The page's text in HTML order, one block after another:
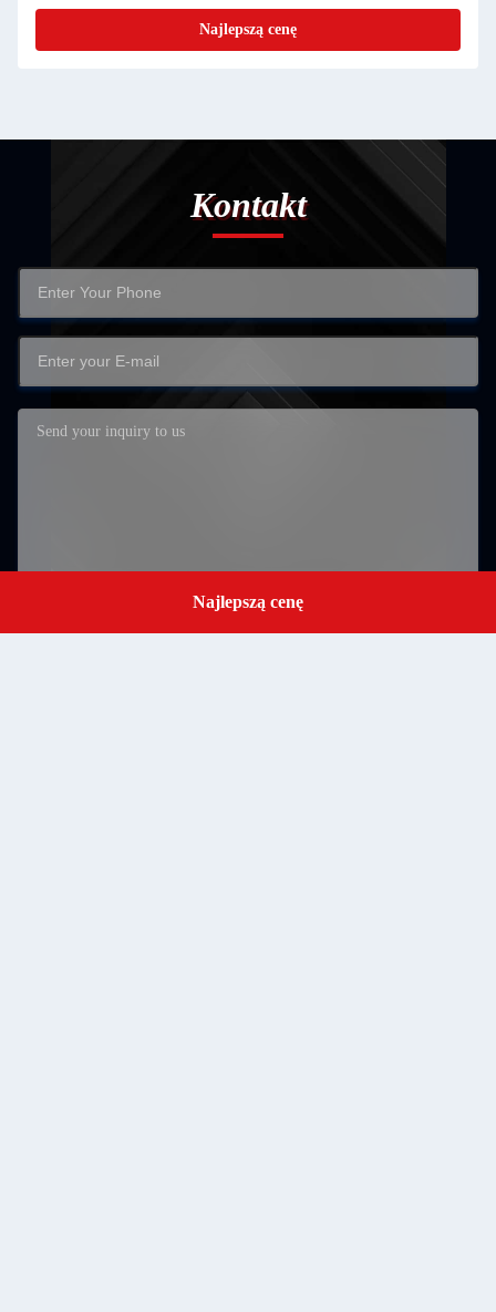
Najlepszą cenę
Najlepszą cenę
Kontakt
Zatwierdź
Get a Quote